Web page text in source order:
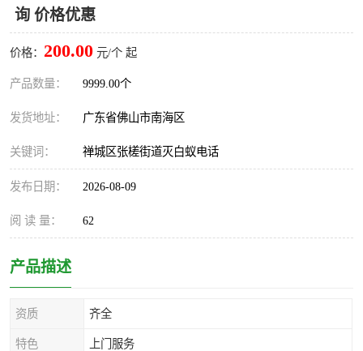
询 价格优惠
价格： 200.00 元/个 起
产品数量： 9999.00个
发货地址： 广东省佛山市南海区
关键词： 禅城区张槎街道灭白蚁电话
发布日期： 2026-08-09
阅 读 量： 62
产品描述
资质 齐全
特色 上门服务